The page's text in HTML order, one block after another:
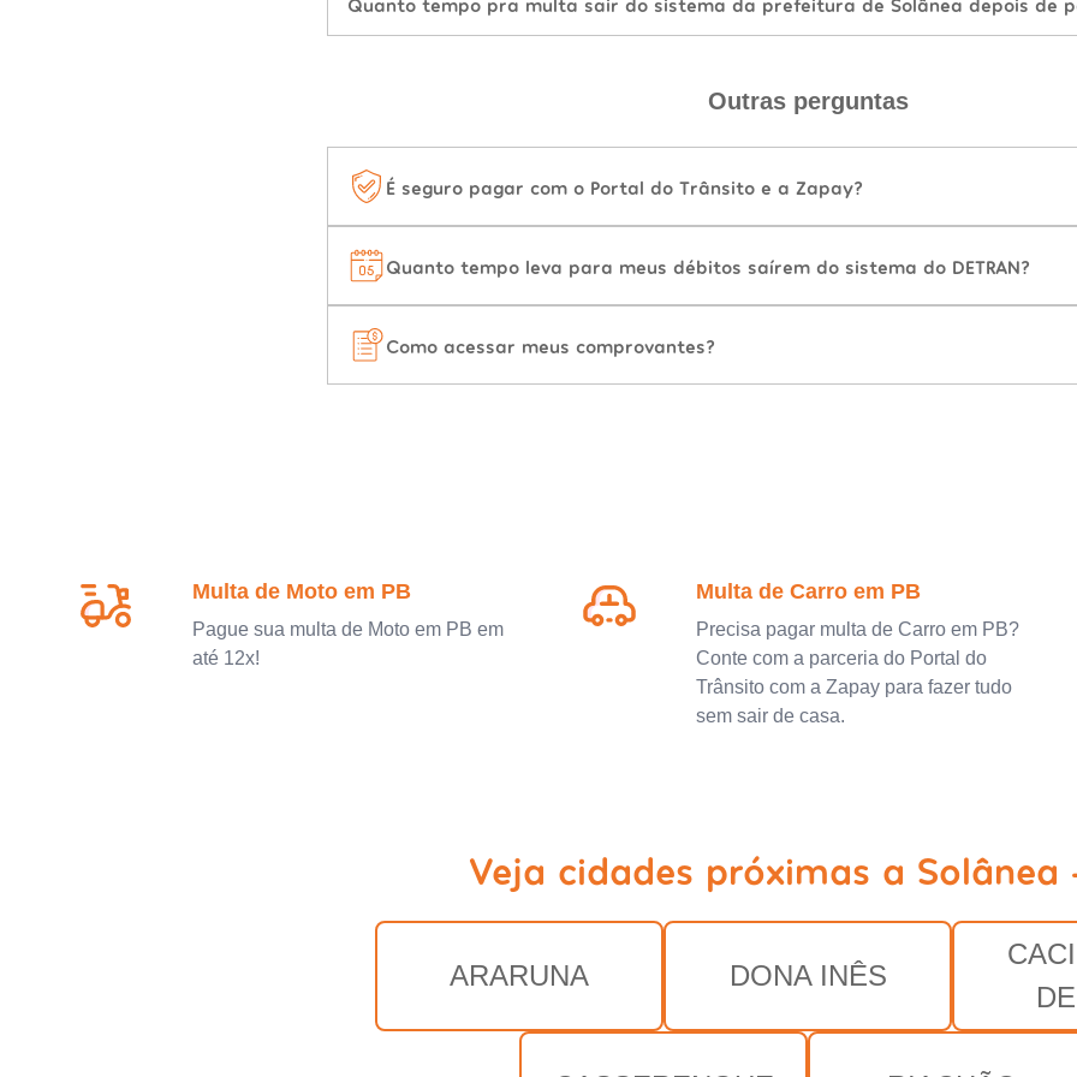
Outras perguntas
É seguro pagar com o Portal do Trânsito e a Zapay?
Quanto tempo leva para meus débitos saírem do sistema do DETRAN?
Como acessar meus comprovantes?
Multa de Moto em PB
Pague sua multa de Moto em PB em
até 12x!
Multa de Carro em PB
Precisa pagar multa de Carro em PB?
Conte com a parceria do Portal do
Trânsito com a Zapay para fazer tudo
sem sair de casa.
Veja cidades próximas a Solânea
ARARUNA DONA INÊS